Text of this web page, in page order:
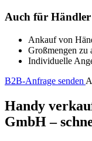
Auch für
Ankauf von
Großmengen zu
Individuelle
B2B-Anfrage senden
Handy
GmbH –